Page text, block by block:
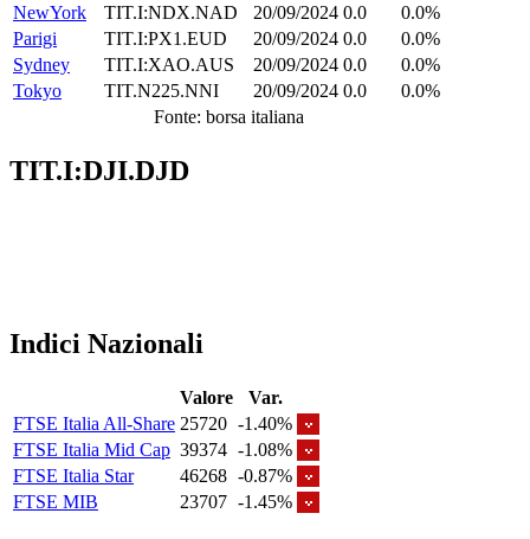
NewYork
TIT.I:NDX.NAD 20/09/2024 0.0
0.0%
Parigi
TIT.I:PX1.EUD 20/09/2024 0.0
0.0%
Sydney
TIT.I:XAO.AUS 20/09/2024 0.0
0.0%
Tokyo
TIT.N225.NNI 20/09/2024 0.0
0.0%
Fonte: borsa italiana
TIT.I:DJI.DJD
Indici Nazionali
Valore
Var.
FTSE Italia All-Share 25720 -1.40%
FTSE Italia Mid Cap 39374 -1.08%
FTSE Italia Star
46268 -0.87%
FTSE MIB
23707 -1.45%